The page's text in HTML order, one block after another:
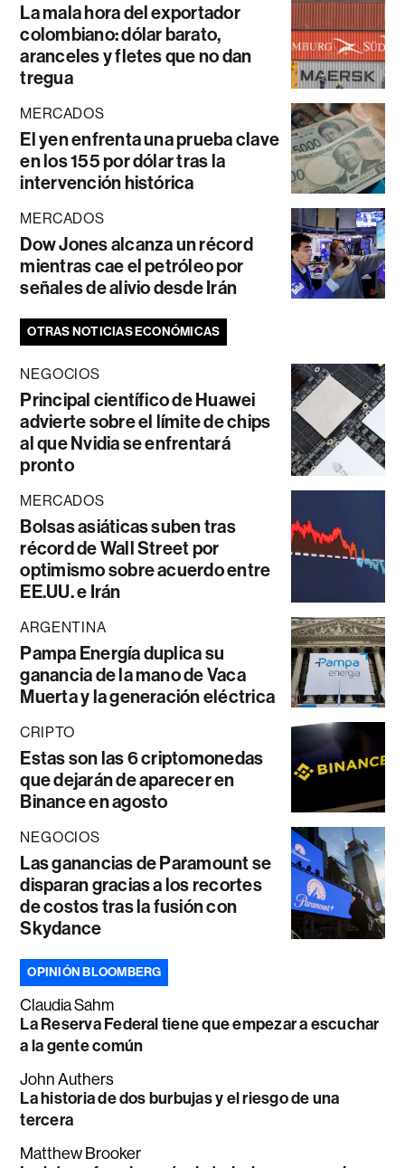
La mala hora del exportador
colombiano: dólar barato,
aranceles y fletes que no dan
tregua
MERCADOS
El yen enfrenta una prueba clave
en los 155 por dólar tras la
intervención histórica
MERCADOS
Dow Jones alcanza un récord
mientras cae el petróleo por
señales de alivio desde Irán
OTRAS NOTICIAS ECONÓMICAS
NEGOCIOS
Principal científico de Huawei
advierte sobre el límite de chips
al que Nvidia se enfrentará
pronto
MERCADOS
Bolsas asiáticas suben tras
récord de Wall Street por
optimismo sobre acuerdo entre
EE.UU. e Irán
ARGENTINA
Pampa Energía duplica su
ganancia de la mano de Vaca
Muerta y la generación eléctrica
CRIPTO
Estas son las 6 criptomonedas
que dejarán de aparecer en
Binance en agosto
NEGOCIOS
Las ganancias de Paramount se
disparan gracias a los recortes
de costos tras la fusión con
Skydance
OPINIÓN BLOOMBERG
Claudia Sahm
La Reserva Federal tiene que empezar a escuchar
a la gente común
John Authers
La historia de dos burbujas y el riesgo de una
tercera
Matthew Brooker